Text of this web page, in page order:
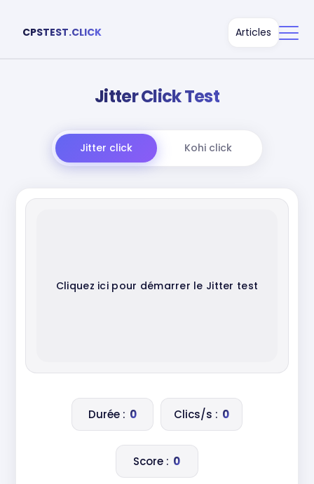
CPSTEST.CLICK Articles
Jitter Click Test
Jitter click Kohi click
Cliquez ici pour démarrer le Jitter test
Durée : 0 Clics/s : 0
Score : 0